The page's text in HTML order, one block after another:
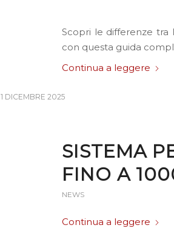
Scopri le differenze tra
con questa guida
Continua a leggere
1 DICEMBRE 2025
SISTEMA
FINO A
NEWS
Continua a leggere